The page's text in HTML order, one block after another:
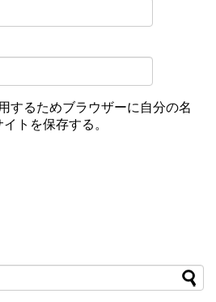
するためブラウザーに自分の名
トを保存する。